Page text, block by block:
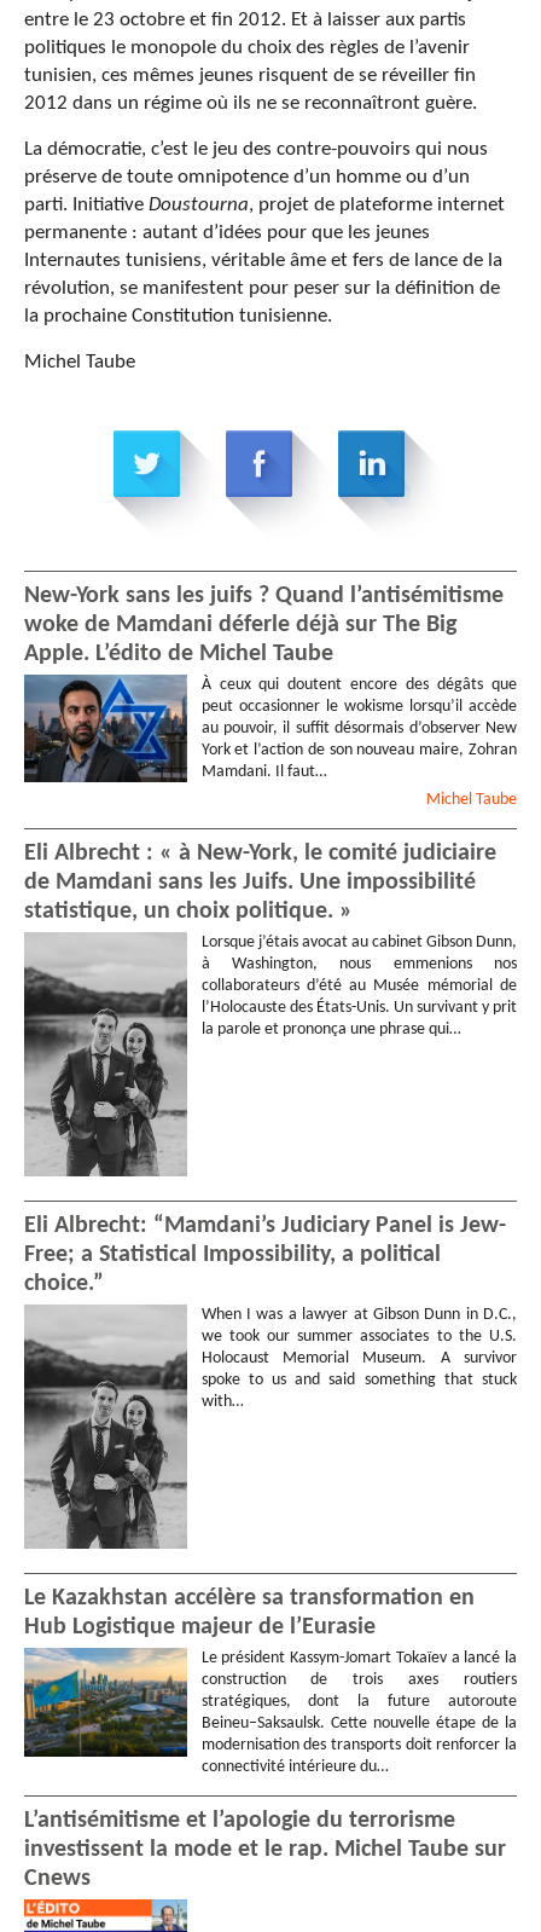
entre le 23 octobre et fin 2012. Et à laisser aux partis
politiques le monopole du choix des règles de l’avenir
tunisien, ces mêmes jeunes risquent de se réveiller fin
2012 dans un régime où ils ne se reconnaîtront guère.
La démocratie, c’est le jeu des contre-pouvoirs qui nous
préserve de toute omnipotence d’un homme ou d’un
parti. Initiative Doustourna, projet de plateforme internet
permanente : autant d’idées pour que les jeunes
Internautes tunisiens, véritable âme et fers de lance de la
révolution, se manifestent pour peser sur la définition de
la prochaine Constitution tunisienne.
Michel Taube
New-York sans les juifs ? Quand l’antisémitisme
woke de Mamdani déferle déjà sur The Big
Apple. L’édito de Michel Taube
À ceux qui doutent encore des dégâts que
peut occasionner le wokisme lorsqu’il accède
au pouvoir, il suffit désormais d’observer New
York et l’action de son nouveau maire, Zohran
Mamdani. Il faut…
Michel Taube
Eli Albrecht : « à New-York, le comité judiciaire
de Mamdani sans les Juifs. Une impossibilité
statistique, un choix politique. »
Lorsque j’étais avocat au cabinet Gibson Dunn,
à Washington, nous emmenions nos
collaborateurs d’été au Musée mémorial de
l’Holocauste des États-Unis. Un survivant y prit
la parole et prononça une phrase qui…
Eli Albrecht: “Mamdani’s Judiciary Panel is Jew-
Free; a Statistical Impossibility, a political
choice.”
When I was a lawyer at Gibson Dunn in D.C.,
we took our summer associates to the U.S.
Holocaust Memorial Museum. A survivor
spoke to us and said something that stuck
with…
Le Kazakhstan accélère sa transformation en
Hub Logistique majeur de l’Eurasie
Le président Kassym-Jomart Tokaïev a lancé la
construction de trois axes routiers
stratégiques, dont la future autoroute
Beineu–Saksaulsk. Cette nouvelle étape de la
modernisation des transports doit renforcer la
connectivité intérieure du…
L’antisémitisme et l’apologie du terrorisme
investissent la mode et le rap. Michel Taube sur
Cnews